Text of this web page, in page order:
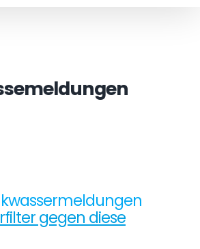
gegen diese